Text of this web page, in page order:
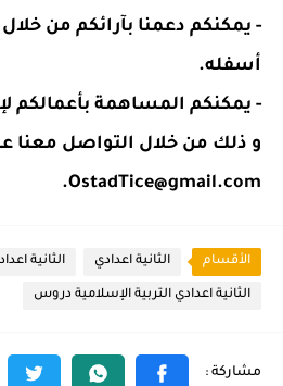
- يمكنكم دعمنا بآرائكم من
أسفله.
- يمكنكم المساهمة بأعمالكم
و ذلك من خلال التواصل معنا عبر
OstadTice@gmail.com.
الأقسام الثانية اعدادي الثانية
الثانية اعدادي التربية الإسلامية دروس